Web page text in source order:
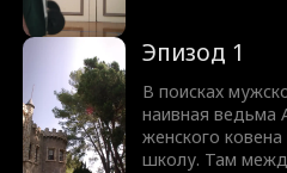
парень ослеп из-
предлагает
зрение, а Нейт
Но юную ведьму
ведь спать
что она думала!
Эпизод 1
В поисках
наивная ведьма
женского
школу. Там